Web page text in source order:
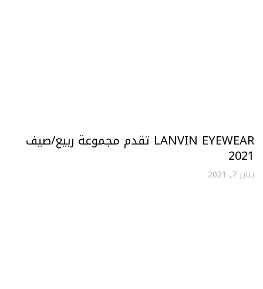
LANVIN EYEWEAR تقدم مجموعة ربيع/صيف
2021
يناير 7, 2021